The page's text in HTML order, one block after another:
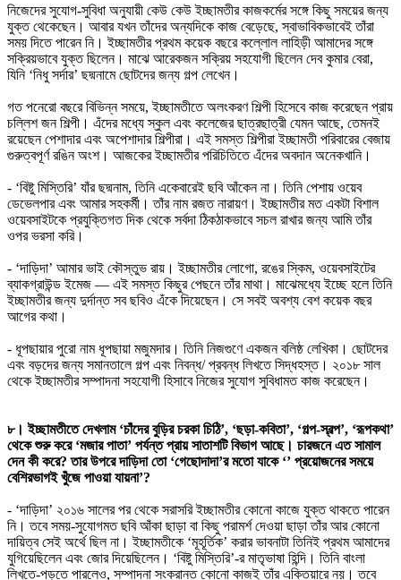
নিজেদের সুযোগ-সুবিধা অনুযায়ী কেউ কেউ ইচ্ছামতীর কাজকর্মের সঙ্গে কিছু সময়ের জন্য
যুক্ত থেকেছেন। আবার যখন তাঁদের অন্যদিকে কাজ বেড়েছে, স্বাভাবিকভাবেই তাঁরা
সময় দিতে পারেন নি। ইচ্ছামতীর প্রথম কয়েক বছরে কল্লোল লাহিড়ী আমাদের সঙ্গে
সক্রিয়ভাবে যুক্ত ছিলেন। মাঝে আরেকজন সক্রিয় সহযোগী ছিলেন দেব কুমার বেরা,
যিনি ‘নিধু সর্দার’ ছদ্মনামে ছোটদের জন্য গল্প লেখেন।
গত পনেরো বছরে বিভিন্ন সময়ে, ইচ্ছামতীতে অলংকরণ শিল্পী হিসেবে কাজ করেছেন প্রায়
চল্লিশ জন শিল্পী। এঁদের মধ্যে স্কুল এবং কলেজের ছাত্রছাত্রী যেমন আছে, তেমনই
রয়েছেন পেশাদার এবং অপেশাদার শিল্পীরা। এই সমস্ত শিল্পীরা ইচ্ছামতী পরিবারের বেজায়
গুরুত্বপূর্ণ রঙিন অংশ। আজকের ইচ্ছামতীর পরিচিতিতে এঁদের অবদান অনেকখানি।
- ‘বিষ্টু মিস্তিরি’ যাঁর ছদ্মনাম, তিনি একেবারেই ছবি আঁকেন না। তিনি পেশায় ওয়েব
ডেভেলপার এবং আমার সহকর্মী। তাঁর নাম রজত নারায়ণ। ইচ্ছামতীর মত একটা বিশাল
ওয়েবসাইটকে প্রযুক্তিগত দিক থেকে সর্বদা ঠিকঠাকভাবে সচল রাখার জন্য আমি তাঁর
ওপর ভরসা করি।
- ‘দাড়িদা’ আমার ভাই কৌস্তুভ রায়। ইচ্ছামতীর লোগো, রঙের স্কিম, ওয়েবসাইটের
ব্যাকগ্রাউন্ড ইমেজ — এই সমস্ত কিছুর পেছনে তাঁর মাথা। মাঝেমধ্যে ইচ্ছে হলে তিনি
ইচ্ছামতীর জন্য দুর্দান্ত সব ছবিও এঁকে দিয়েছেন। সে সবই অবশ্য বেশ কয়েক বছর
আগের কথা।
- ধূপছায়ার পুরো নাম ধূপছায়া মজুমদার। তিনি নিজগুণে একজন বলিষ্ঠ লেখিকা। ছোটদের
এবং বড়দের জন্য সমানতালে গল্প এবং নিবন্ধ/ প্রবন্ধ লিখতে সিদ্ধহস্ত। ২০১৮ সাল
থেকে ইচ্ছামতীর সম্পাদনা সহযোগী হিসাবে নিজের সুযোগ সুবিধামত কাজ করেছেন।
৮। ইচ্ছামতীতে দেখলাম ‘চাঁদের বুড়ির চরকা চিঠি’, ‘ছড়া-কবিতা’, ‘গল্প-স্বল্প’, ‘রূপকথা’
থেকে শুরু করে ‘মজার পাতা’ পর্যন্ত প্রায় সাতাশটি বিভাগ আছে। চারজনে এত সামাল
দেন কী করে? তার উপরে দাড়িদা তো ‘গেছোদাদা’র মতো যাকে ‘’ প্রয়োজনের সময়ে
বেশিরভাগই খুঁজে পাওয়া যায়না’?
- ‘দাড়িদা’ ২০১৬ সালের পর থেকে সরাসরি ইচ্ছামতীর কোনো কাজে যুক্ত থাকতে পারেন
নি। তবে সময়-সুযোগমত ছবি আঁকা ছাড়া বা কিছু পরামর্শ দেওয়া ছাড়া তাঁর আর কোনো
দায়িত্ব সেই অর্থে ছিল না। ইচ্ছামতীকে ‘মূহূর্তিক’ করার ভাবনাটা তিনিই প্রথম আমাদের
যুগিয়েছিলেন এবং জোর দিয়েছিলেন। ‘বিষ্টু মিস্তিরি’-র মাতৃভাষা হিন্দি। তিনি বাংলা
লিখতে-পড়তে পারলেও, সম্পাদনা সংক্রান্ত কোনো কাজই তাঁর এক্তিয়ারে নয়। তবে